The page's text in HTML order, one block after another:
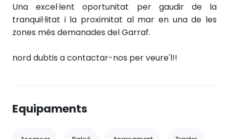
Una excel·lent oportunitat per gaudir de la
tranquil·litat i la proximitat al mar en una de les
zones més demanades del Garraf.
nord dubtis a contactar-nos per veure'l!!
Equipaments